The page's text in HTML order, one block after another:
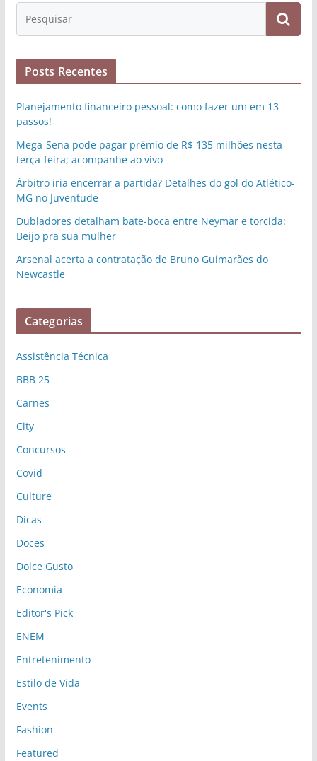
Posts Recentes
Planejamento financeiro pessoal: como fazer um em 13
passos!
Mega-Sena pode pagar prêmio de R$ 135 milhões nesta
terça-feira; acompanhe ao vivo
Árbitro iria encerrar a partida? Detalhes do gol do Atlético-
MG no Juventude
Dubladores detalham bate-boca entre Neymar e torcida:
Beijo pra sua mulher
Arsenal acerta a contratação de Bruno Guimarães do
Newcastle
Categorias
Assistência Técnica
BBB 25
Carnes
City
Concursos
Covid
Culture
Dicas
Doces
Dolce Gusto
Economia
Editor's Pick
ENEM
Entretenimento
Estilo de Vida
Events
Fashion
Featured